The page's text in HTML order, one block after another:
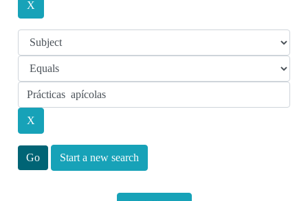
Start a new search